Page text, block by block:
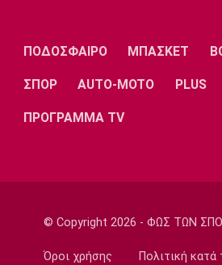
Μαφέο, Ροντινέι και το…
23:45
Εθνικές Μπάσκετ
23:20
ΠΟΔΟΣΦΑΙΡΟ ΜΠΑΣΚΕΤ
ΣΠΟΡ AUTO-MOTO PLUS
ΠΡΟΓΡΑΜΜΑ TV
© Copyright 2026 - ΦΩΣ ΤΩΝ
Όροι χρήσης Πολιτική